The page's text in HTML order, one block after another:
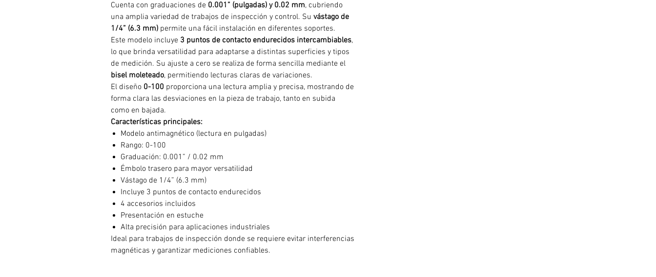
Cuenta con graduaciones de 0.001” (pulgadas) y 0.02 mm, cubriendo
una amplia variedad de trabajos de inspección y control. Su vástago de
1/4” (6.3 mm) permite una fácil instalación en diferentes soportes.
Este modelo incluye 3 puntos de contacto endurecidos intercambiables,
lo que brinda versatilidad para adaptarse a distintas superficies y tipos
de medición. Su ajuste a cero se realiza de forma sencilla mediante el
bisel moleteado, permitiendo lecturas claras de variaciones.
El diseño 0-100 proporciona una lectura amplia y precisa, mostrando de
forma clara las desviaciones en la pieza de trabajo, tanto en subida
como en bajada.
Características principales:
Modelo antimagnético (lectura en pulgadas)
Rango: 0-100
Graduación: 0.001” / 0.02 mm
Émbolo trasero para mayor versatilidad
Vástago de 1/4” (6.3 mm)
Incluye 3 puntos de contacto endurecidos
4 accesorios incluidos
Presentación en estuche
Alta precisión para aplicaciones industriales
Ideal para trabajos de inspección donde se requiere evitar interferencias
magnéticas y garantizar mediciones confiables.